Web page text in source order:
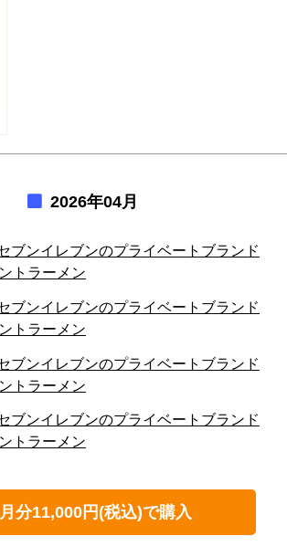
2026年04月
ブンイレブンのプライベートブランド
トラーメン
ブンイレブンのプライベートブランド
トラーメン
ブンイレブンのプライベートブランド
トラーメン
ブンイレブンのプライベートブランド
トラーメン
分11,000円(税込)で購入